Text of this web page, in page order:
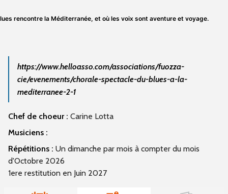
rencontre la Méditerranée, et où les voix sont aventure et voyage.
https://www.helloasso.com/associations/fuozza-
cie/evenements/chorale-spectacle-du-blues-a-la-
mediterranee-2-1
Chef de choeur : Carine Lotta
Musiciens :
Répétitions : Un dimanche par mois à compter du mois
d'Octobre 2026
1ere restitution en Juin 2027